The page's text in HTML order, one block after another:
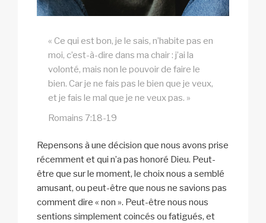
« Ce qui est bon, je le sais, n’habite pas en
moi, c’est-à-dire dans ma chair : j’ai la
volonté, mais non le pouvoir de faire le
bien. Car je ne fais pas le bien que je veux,
et je fais le mal que je ne veux pas. »
Romains 7:18-19
Repensons à une décision que nous avons prise
récemment et qui n’a pas honoré Dieu. Peut-
être que sur le moment, le choix nous a semblé
amusant, ou peut-être que nous ne savions pas
comment dire « non ». Peut-être nous nous
sentions simplement coincés ou fatigués, et